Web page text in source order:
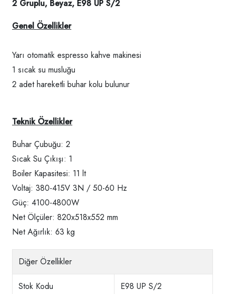
2 Gruplu, Beyaz, E98 UP S/2
Genel Özellikler
Yarı otomatik espresso kahve makinesi
1 sıcak su musluğu
2 adet hareketli buhar kolu bulunur
Teknik Özellikler
Buhar Çubuğu: 2
Sıcak Su Çıkışı: 1
Boiler Kapasitesi: 11 lt
Voltaj: 380-415V 3N / 50-60 Hz
Güç: 4100-4800W
Net Ölçüler: 820x518x552 mm
Net Ağırlık: 63 kg
Diğer Özellikler
Stok Kodu E98 UP S/2